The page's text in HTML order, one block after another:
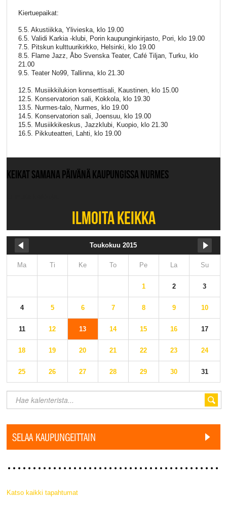
Kiertuepaikat:
5.5. Akustiikka, Ylivieska, klo 19.00
6.5. Validi Karkia -klubi, Porin kaupunginkirjasto, Pori, klo 19.00
7.5. Pitskun kulttuurikirkko, Helsinki, klo 19.00
8.5. Flame Jazz, Åbo Svenska Teater, Café Tiljan, Turku, klo
21.00
9.5. Teater No99, Tallinna, klo 21.30
12.5. Musiikkilukion konserttisali, Kaustinen, klo 15.00
12.5. Konservatorion sali, Kokkola, klo 19.30
13.5. Nurmes-talo, Nurmes, klo 19.00
14.5. Konservatorion sali, Joensuu, klo 19.00
15.5. Musiikkikeskus, Jazzklubi, Kuopio, klo 21.30
16.5. Pikkuteatteri, Lahti, klo 19.00
KEIKAT SAMANA PÄIVÄNÄ KAUPUNGISSA NURMES
ILMOITA KEIKKA
Toukokuu 2015
Ma Ti Ke To Pe La Su
1 2 3
4 5 6 7 8 9 10
11 12 13 14 15 16 17
18 19 20 21 22 23 24
25 26 27 28 29 30 31
SELAA KAUPUNGEITTAIN
Katso kaikki tapahtumat